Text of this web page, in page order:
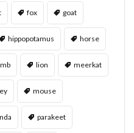
fox goat
hippopotamus horse
lion meerkat
mouse
parakeet